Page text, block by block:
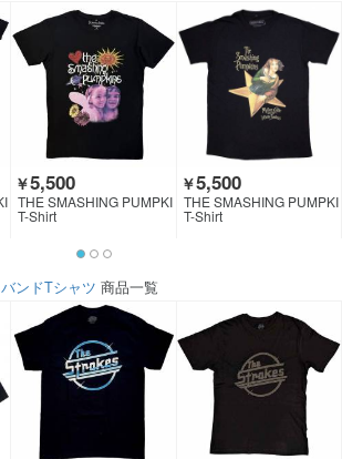
￥5,500
THE SMASHING PUMPKI
NS
T-Shirt
￥5,500
THE SMASHING PUMPKI
NS
T-Shirt
バンドTシャツ 商品一覧